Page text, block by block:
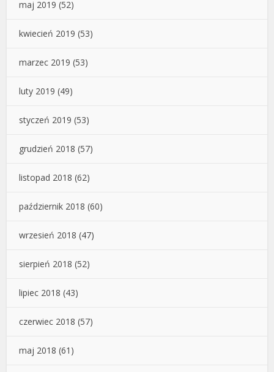
maj 2019 (52)
kwiecień 2019 (53)
marzec 2019 (53)
luty 2019 (49)
styczeń 2019 (53)
grudzień 2018 (57)
listopad 2018 (62)
październik 2018 (60)
wrzesień 2018 (47)
sierpień 2018 (52)
lipiec 2018 (43)
czerwiec 2018 (57)
maj 2018 (61)